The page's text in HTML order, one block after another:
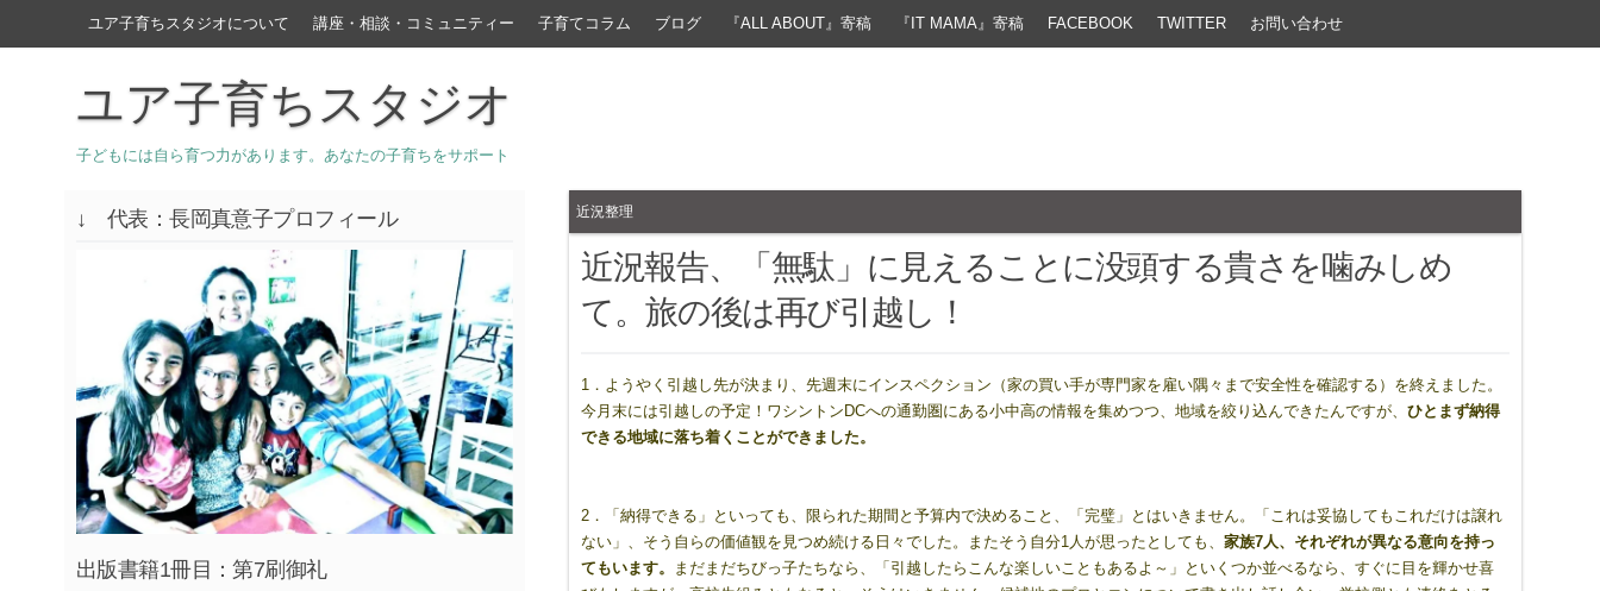
ユア子育ちスタジオについて 講座・相談・コミュニティー 子育てコラム ブログ 『ALL ABOUT』寄稿 『IT MAMA』寄稿 FACEBOOK TWITTER お問い合わせ
ユア子育ちスタジオ
子どもには自ら育つ力があります。あなたの子育ちをサポート
近況整理
近況報告、「無駄」に見えることに没頭する貴さを噛みしめ
て。旅の後は再び引越し！
1．ようやく引越し先が決まり、先週末にインスペクション（家の買い手が専門家を雇い隅々まで安全性を確認する）を終えました。
今月末には引越しの予定！ワシントンDCへの通勤圏にある小中高の情報を集めつつ、地域を絞り込んできたんですが、ひとまず納得
できる地域に落ち着くことができました。
2．「納得できる」といっても、限られた期間と予算内で決めること、「完璧」とはいきません。「これは妥協してもこれだけは譲れ
ない」、そう自らの価値観を見つめ続ける日々でした。またそう自分1人が思ったとしても、家族7人、それぞれが異なる意向を持っ
てもいます。
まだまだちびっ子たちなら、「引越したらこんな楽しいこともあるよ～」といくつか並べるなら、すぐに目を輝かせ喜
↓ 代表：長岡真意子プロフィール
出版書籍1冊目：第7刷御礼